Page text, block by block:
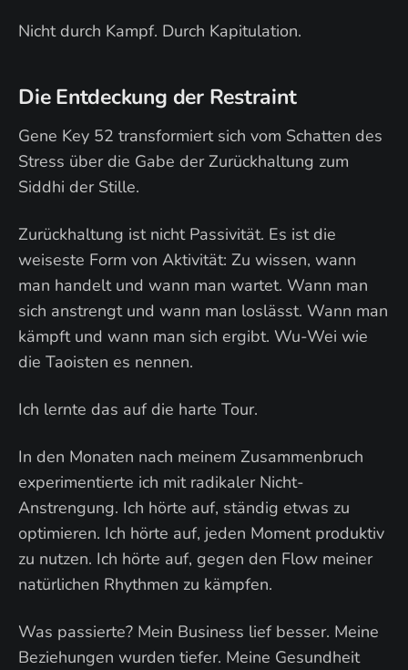
Nicht durch Kampf. Durch Kapitulation.
Die Entdeckung der Restraint
Gene Key 52 transformiert sich vom Schatten des
Stress über die Gabe der Zurückhaltung zum
Siddhi der Stille.
Zurückhaltung ist nicht Passivität. Es ist die
weiseste Form von Aktivität: Zu wissen, wann
man handelt und wann man wartet. Wann man
sich anstrengt und wann man loslässt. Wann man
kämpft und wann man sich ergibt. Wu-Wei wie
die Taoisten es nennen.
Ich lernte das auf die harte Tour.
In den Monaten nach meinem Zusammenbruch
experimentierte ich mit radikaler Nicht-
Anstrengung. Ich hörte auf, ständig etwas zu
optimieren. Ich hörte auf, jeden Moment produktiv
zu nutzen. Ich hörte auf, gegen den Flow meiner
natürlichen Rhythmen zu kämpfen.
Was passierte? Mein Business lief besser. Meine
Beziehungen wurden tiefer. Meine Gesundheit